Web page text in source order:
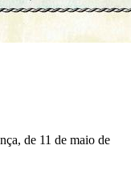
de 11 de maio de